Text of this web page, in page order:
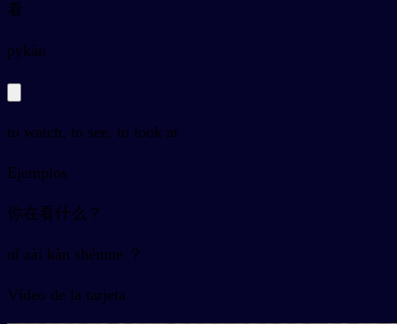
看
pykàn
to watch, to see, to look at
Ejemplos
你在看什么？
nǐ zài kàn shénme ？
Vídeo de la tarjeta